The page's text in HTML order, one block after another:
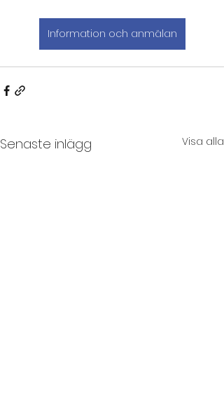
Information och anmälan
Senaste inlägg Visa alla